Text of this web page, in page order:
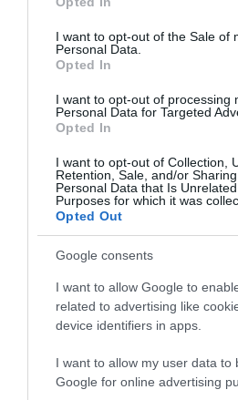
use your data for below specified
consent section.
I want to opt-out of the Sale of
Personal Data.
Opted In
I want to opt-out of processing
Personal Data for Targeted
Opted In
I want to opt-out of Collection,
Retention, Sale, and/or
Personal Data that Is
Purposes for which it was
Opted Out
Google consents
I want to allow Google to
related to advertising like
device identifiers in apps.
I want to allow my user data to
Google for online advertising
ege. Ezen túl helyezkedik el
már nem fizikai tér, nincs
angyalok és az üdvözült
ahonnan minden fény és
Dante szerint amikor ide
fényfolyamot látott, amely
hatalmas, fehér rózsává
között helyezkedtek el az
középpontjában pedig olyan
amelyet emberi szem már
Doré képe első pillantásra
leíráshoz, valójában azonban
a kép közepén állnak,
nézőnek.